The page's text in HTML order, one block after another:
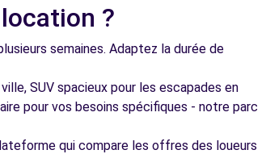
?
semaines. Adaptez la durée de
SUV spacieux pour les escapades en
pour vos besoins spécifiques - notre parc
qui compare les offres des loueurs